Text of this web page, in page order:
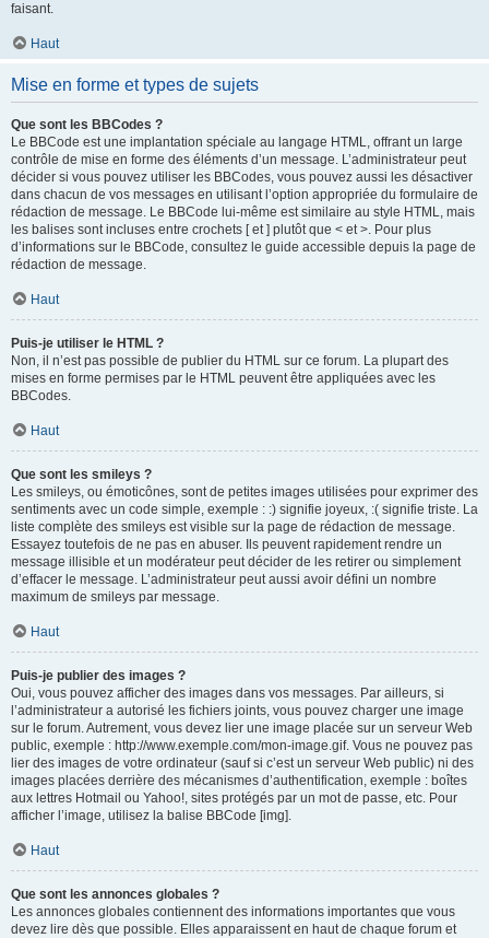
faisant.
Haut
Mise en forme et types de sujets
Que sont les BBCodes ?
Le BBCode est une implantation spéciale au langage HTML, offrant un large
contrôle de mise en forme des éléments d’un message. L’administrateur peut
décider si vous pouvez utiliser les BBCodes, vous pouvez aussi les désactiver
dans chacun de vos messages en utilisant l’option appropriée du formulaire de
rédaction de message. Le BBCode lui-même est similaire au style HTML, mais
les balises sont incluses entre crochets [ et ] plutôt que < et >. Pour plus
d’informations sur le BBCode, consultez le guide accessible depuis la page de
rédaction de message.
Haut
Puis-je utiliser le HTML ?
Non, il n’est pas possible de publier du HTML sur ce forum. La plupart des
mises en forme permises par le HTML peuvent être appliquées avec les
BBCodes.
Haut
Que sont les smileys ?
Les smileys, ou émoticônes, sont de petites images utilisées pour exprimer des
sentiments avec un code simple, exemple : :) signifie joyeux, :( signifie triste. La
liste complète des smileys est visible sur la page de rédaction de message.
Essayez toutefois de ne pas en abuser. Ils peuvent rapidement rendre un
message illisible et un modérateur peut décider de les retirer ou simplement
d’effacer le message. L’administrateur peut aussi avoir défini un nombre
maximum de smileys par message.
Haut
Puis-je publier des images ?
Oui, vous pouvez afficher des images dans vos messages. Par ailleurs, si
l’administrateur a autorisé les fichiers joints, vous pouvez charger une image
sur le forum. Autrement, vous devez lier une image placée sur un serveur Web
public, exemple : http://www.exemple.com/mon-image.gif. Vous ne pouvez pas
lier des images de votre ordinateur (sauf si c’est un serveur Web public) ni des
images placées derrière des mécanismes d’authentification, exemple : boîtes
aux lettres Hotmail ou Yahoo!, sites protégés par un mot de passe, etc. Pour
afficher l’image, utilisez la balise BBCode [img].
Haut
Que sont les annonces globales ?
Les annonces globales contiennent des informations importantes que vous
devez lire dès que possible. Elles apparaissent en haut de chaque forum et